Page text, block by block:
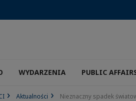
WYDARZENIA PUBLIC
Aktualności Nieznaczny spadek